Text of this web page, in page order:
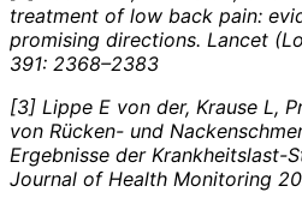
treatment of low back pain:
promising directions. Lancet
391: 2368–2383
[3] Lippe E von der, Krause L,
von Rücken- und
Ergebnisse der Krankheitslast-
Journal of Health Monitoring